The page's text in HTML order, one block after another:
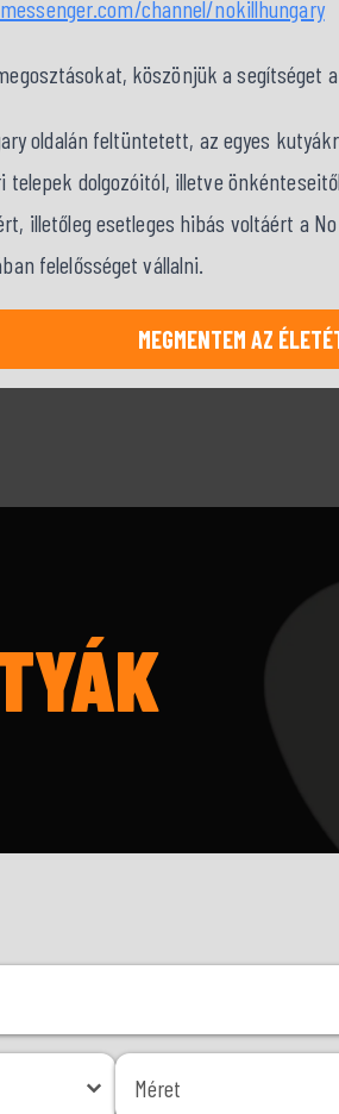
channel/nokillhungary
köszönjük a segítséget
oldalán feltüntetett, az egyes
telepek dolgozóitól, illetve
illetőleg esetleges hibás voltáért a
felelősséget vállalni.
MEGMENTEM AZ
Méret
Méret